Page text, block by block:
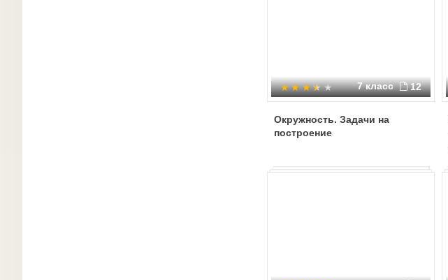
7 класс 12
Окружность. Задачи на
построение